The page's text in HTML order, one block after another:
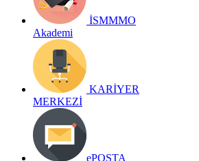
İSMMMO
Akademi
KARİYER
MERKEZİ
ePOSTA